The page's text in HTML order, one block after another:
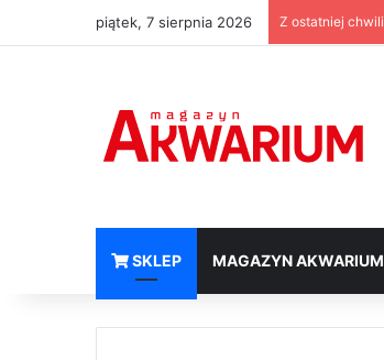
piątek, 7 sierpnia 2026 Z ostatniej chwili
SKLEP MAGAZYN AKWARIUM